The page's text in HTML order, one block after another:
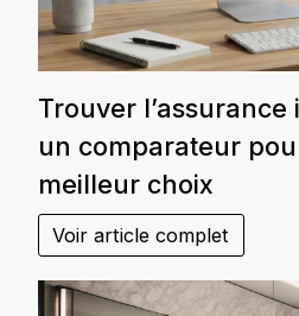
Trouver
un comparateur
meilleur choix
Voir article complet